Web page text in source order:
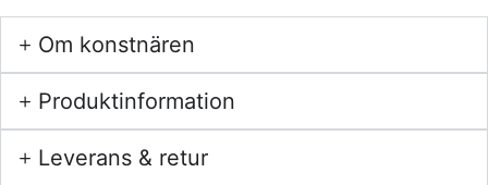
Om konstnären
Produktinformation
Leverans & retur